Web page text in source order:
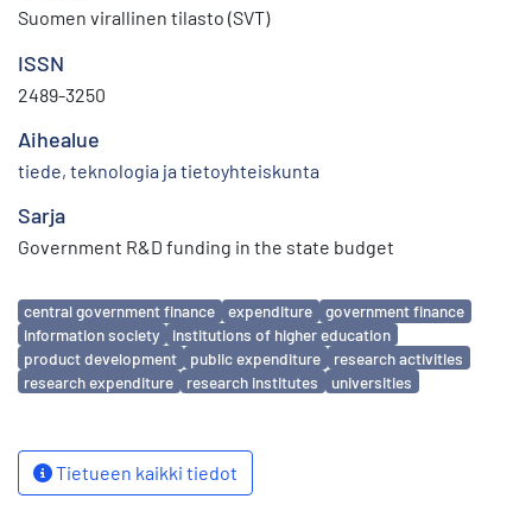
Suomen virallinen tilasto (SVT)
ISSN
2489-3250
Aihealue
tiede, teknologia ja tietoyhteiskunta
Sarja
Government R&D funding in the state budget
Avainsanat
central government finance expenditure
government finance
information society
institutions of higher education
product development
public expenditure
research activities
research expenditure
research institutes universities
Tietueen kaikki tiedot